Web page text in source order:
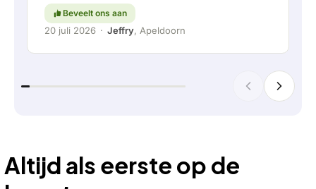
Beveelt ons aan
20 juli 2026 · Jeffry, Apeldoorn
Altijd als eerste op de